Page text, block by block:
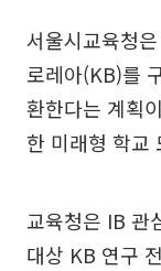
서울시교육청
로레아(KB)를
환한다는 계획
한 미래형 학교
교육청은 IB 관
대상 KB 연구